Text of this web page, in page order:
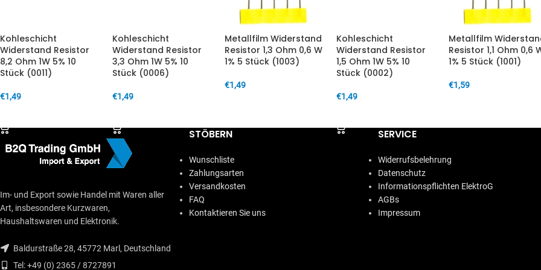
Kohleschicht
Widerstand Resistor
8,2 Ohm 1W 5% 10
Stück (0011)
€1,49
Kohleschicht
Widerstand Resistor
3,3 Ohm 1W 5% 10
Stück (0006)
€1,49
Metallfilm Widerstand
Resistor 1,3 Ohm 0,6 W
1% 5 Stück (1003)
€1,49
Kohleschicht
Widerstand Resistor
1,5 Ohm 1W 5% 10
Stück (0002)
€1,49
Metallfilm
Resistor 1,1 Ohm 0,6
1% 5 Stück (1001)
€1,59
Im- und Export sowie Handel mit Waren aller
Art, insbesondere Kurzwaren,
Haushaltswaren und Elektronik.
Baldurstraße 28, 45772 Marl, Deutschland
Tel: +49 (0) 2365 / 8727891
STÖBERN
Wunschliste
Zahlungsarten
Versandkosten
FAQ
Kontaktieren Sie uns
SERVICE
Widerrufsbelehrung
Datenschutz
Informationspflichten ElektroG
AGBs
Impressum